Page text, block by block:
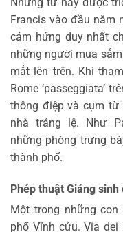
Francis vào đầu năm
cảm hứng duy nhất
những người mua
mắt lên trên. Khi
Rome ‘passeggiata’
thông điệp và cụm từ
nhà tráng lệ. Như
những phòng trưng
thành phố.
Phép thuật Giáng
Một trong những
phố Vĩnh cửu. Via